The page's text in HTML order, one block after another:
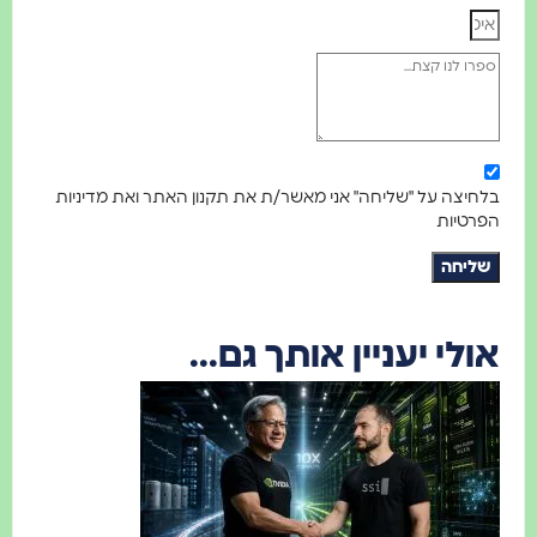
בלחיצה על "שליחה" אני מאשר/ת את תקנון האתר ואת מדיניות
הפרטיות
שליחה
אולי יעניין אותך גם...